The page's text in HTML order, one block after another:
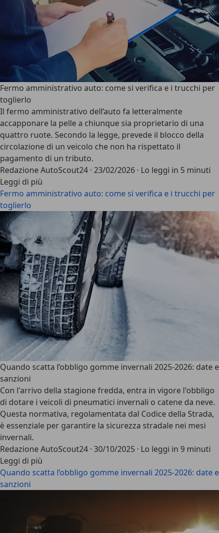
Fermo amministrativo auto: come si verifica e i trucchi per
toglierlo
Il fermo amministrativo dell’auto fa letteralmente
accapponare la pelle a chiunque sia proprietario di una
quattro ruote. Secondo la legge, prevede il blocco della
circolazione di un veicolo che non ha rispettato il
pagamento di un tributo.
Redazione AutoScout24 · 23/02/2026 · Lo leggi in 5 minuti
Leggi di più
Fermo amministrativo auto: come si verifica e i trucchi per
toglierlo
Quando scatta l’obbligo gomme invernali 2025-2026: date e
sanzioni
Con l'arrivo della stagione fredda, entra in vigore l'obbligo
di dotare i veicoli di pneumatici invernali o catene da neve.
Questa normativa, regolamentata dal Codice della Strada,
è essenziale per garantire la sicurezza stradale nei mesi
invernali.
Redazione AutoScout24 · 30/10/2025 · Lo leggi in 9 minuti
Leggi di più
Quando scatta l’obbligo gomme invernali 2025-2026: date e
sanzioni